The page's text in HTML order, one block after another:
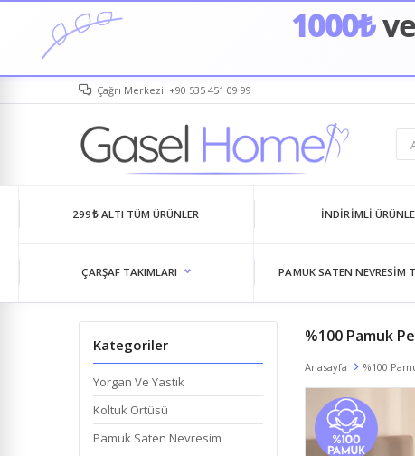
1000₺
Çağrı Merkezi: +90 535 451 09 99
299₺ ALTI TÜM ÜRÜNLER İNDIRIMLI
ÇARŞAF TAKIMLARI PAMUK SATEN NEVRESIM
Kategoriler
Yorgan Ve Yastık
Koltuk Örtüsü
Pamuk Saten Nevresim
%100 Pamuk
Anasayfa %100